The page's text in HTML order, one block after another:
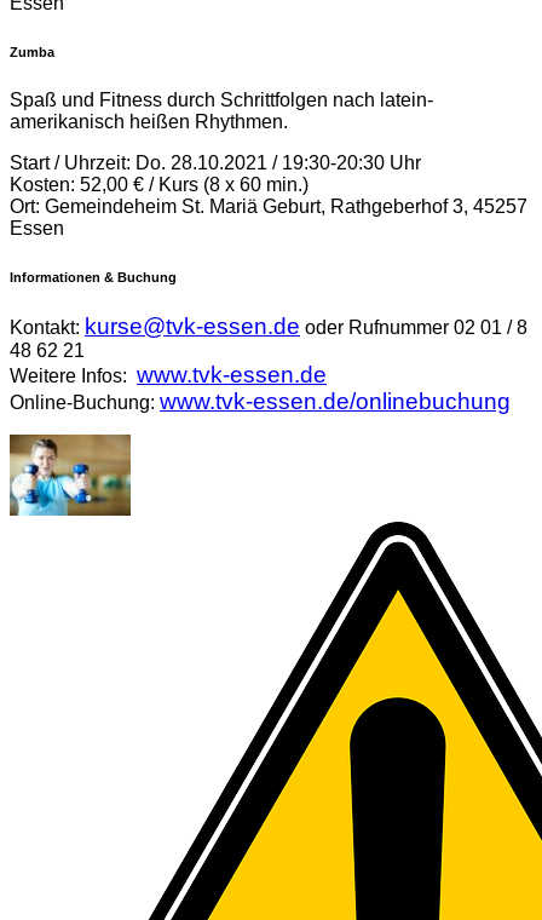
Zumba
Spaß und Fitness durch Schrittfolgen nach latein-
amerikanisch heißen Rhythmen.
Start / Uhrzeit: Do. 28.10.2021 / 19:30-20:30 Uhr
Kosten: 52,00 € / Kurs (8 x 60 min.)
Ort: Gemeindeheim St. Mariä Geburt, Rathgeberhof 3, 45257
Essen
Informationen & Buchung
Kontakt: kurse@tvk-essen.de oder Rufnummer 02 01 / 8
48 62 21
Weitere Infos: www.tvk-essen.de
Online-Buchung: www.tvk-essen.de/onlinebuchung